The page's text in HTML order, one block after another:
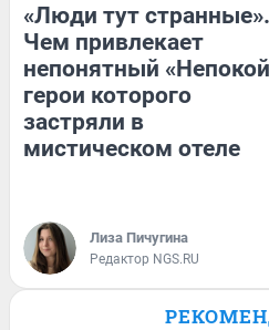
«Люди тут странные».
Чем привлекает
непонятный
герои которого
застряли в
мистическом отеле
Лиза Пичугина
Редактор NGS.RU